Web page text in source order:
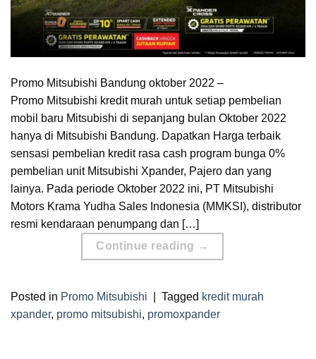
Promo Mitsubishi Bandung oktober 2022 –
Promo Mitsubishi kredit murah untuk setiap pembelian
mobil baru Mitsubishi di sepanjang bulan Oktober 2022
hanya di Mitsubishi Bandung. Dapatkan Harga terbaik
sensasi pembelian kredit rasa cash program bunga 0%
pembelian unit Mitsubishi Xpander, Pajero dan yang
lainya. Pada periode Oktober 2022 ini, PT Mitsubishi
Motors Krama Yudha Sales Indonesia (MMKSI), distributor
resmi kendaraan penumpang dan […]
Continue reading →
Posted in Promo Mitsubishi Tagged kredit murah
xpander, promo mitsubishi, promoxpander